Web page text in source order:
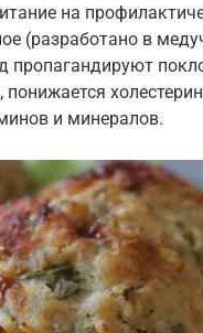
на
(разработано в
пропагандируют
понижается
и минералов.